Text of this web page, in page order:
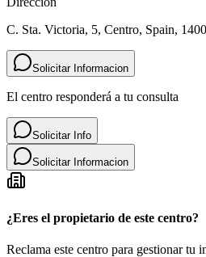
C. Sta. Victoria, 5, Centro, Spain,
Solicitar Informacion
El centro responderá a tu consulta
Solicitar Info
Solicitar Informacion
¿Eres el propietario de este centro?
Reclama este centro para gestionar tu